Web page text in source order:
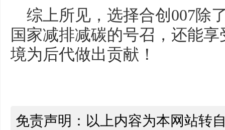
综上所见，选择合创007除
国家减排减碳的号召，还能
境为后代做出贡献！
免责声明：以上内容为本网站转